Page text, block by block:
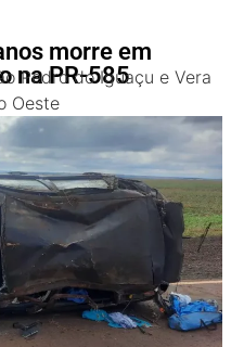
morre em
na PR-585
Pedro do Iguaçu e Vera
Oeste